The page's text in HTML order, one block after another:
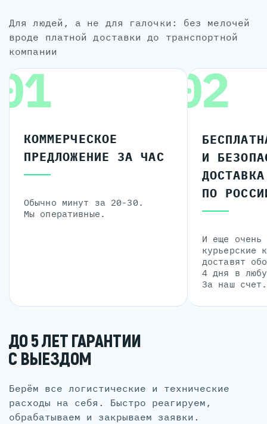
для людей, а не для галочки: без мелочей
вроде платной доставки до транспортной
компании
КОММЕРЧЕСКОЕ
ПРЕДЛОЖЕНИЕ ЗА ЧАС
Обычно минут за 20-30.
Мы оперативные.
02
И
ДОСТАВКА
ПО
И еще очень
курьерские
доставят
4 дня в
За наш счет.
ДО 5 ЛЕТ ГАРАНТИИ
С ВЫЕЗДОМ
Берём все логистические и технические
расходы на себя. Быстро реагируем,
обрабатываем и закрываем заявки.